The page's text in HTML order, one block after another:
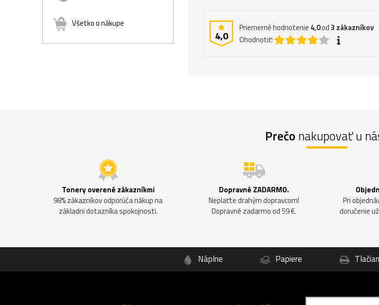
Všetko o nákupe
4,0
Priemerné hodnotenie 4,0od3 zákazníkov
Ohodnotiť:
Prečo nakupovať u
Tonery overené zákazníkmi
98% zákazníkov odporúča nákup na
základni dotazníka spokojnosti.
Dopravné ZADARMO.
Neplaťte drahým dopravcom!
Dopravné zadarmo od 59 €.
Pri
doručenie
Náplne Papiere